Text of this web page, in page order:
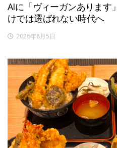
AIに「ヴィーガンあります
けでは選ばれない時代へ
2026年8月5日